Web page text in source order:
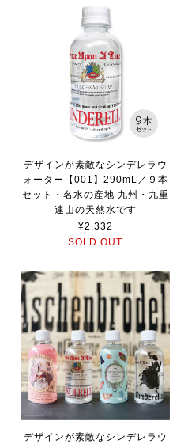
デザインが素敵なシンデレラウ
ォーター【001】290mL／９本
セット・名水の産地 九州・九重
連山の天然水です
¥2,332
SOLD OUT
デザインが素敵なシンデレラウ